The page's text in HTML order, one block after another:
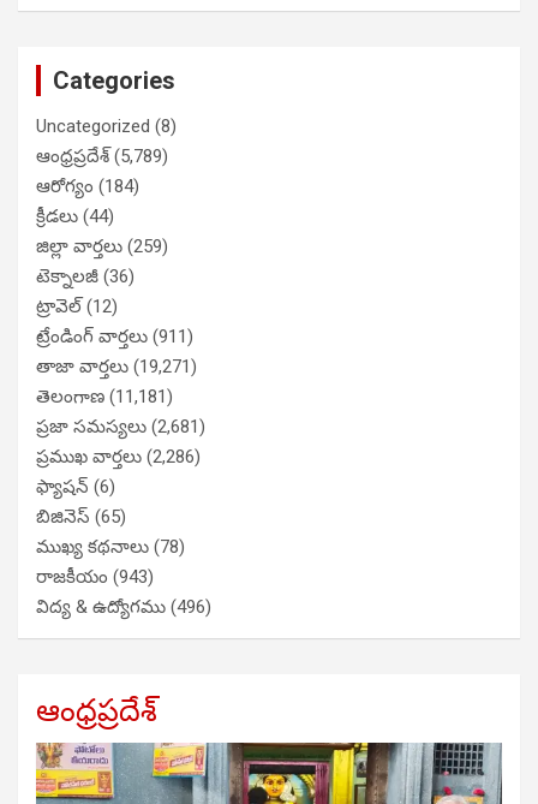
Categories
Uncategorized (8)
ఆంధ్రప్రదేశ్(5,789)
ఆరోగ్యం (184)
క్రీడలు (44)
జిల్లా వార్తలు (259)
టెక్నాలజీ (36)
ట్రావెల్(12)
ట్రేండింగ్ వార్తలు (911)
తాజా వార్తలు (19,271)
తెలంగాణ (11,181)
ప్రజా సమస్యలు (2,681)
ప్రముఖ వార్తలు (2,286)
ఫ్యాషన్ (6)
బిజినెస్ (65)
ముఖ్య కథనాలు (78)
రాజకీయం (943)
విద్య & ఉద్యోగము (496)
ఆంధ్రప్రదేశ్